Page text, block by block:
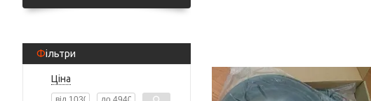
Фільтри
Ціна